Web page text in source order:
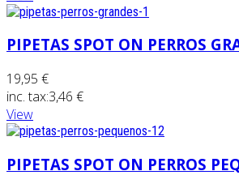
PIPETAS SPOT ON PERROS
19,95 €
inc. tax:3,46 €
View
PIPETAS SPOT ON PERROS